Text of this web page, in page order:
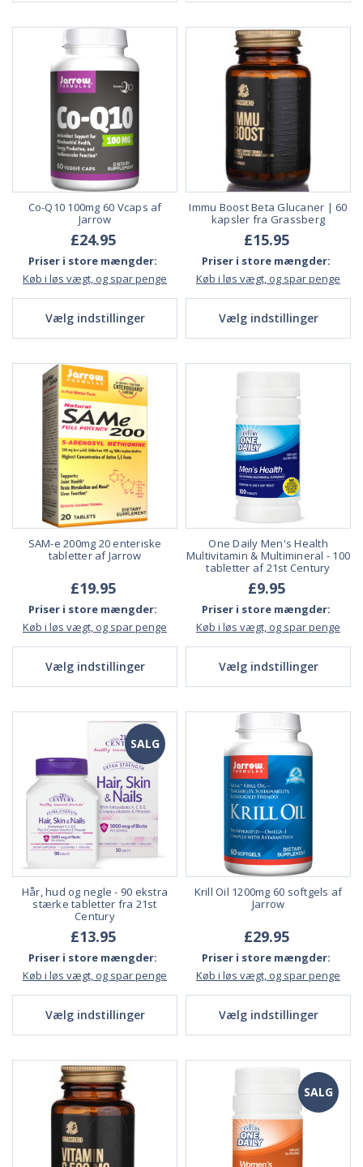
Co-Q10 100mg 60 Vcaps af
Jarrow
£24.95
Priser i store mængder:
Køb i løs vægt, og spar penge
Vælg indstillinger
Immu Boost Beta Glucaner | 60
kapsler fra Grassberg
£15.95
Priser i store mængder:
Køb i løs vægt, og spar penge
Vælg indstillinger
SAM-e 200mg 20 enteriske
tabletter af Jarrow
£19.95
Priser i store mængder:
Køb i løs vægt, og spar penge
Vælg indstillinger
One Daily Men's Health
Multivitamin & Multimineral - 100
tabletter af 21st Century
£9.95
Priser i store mængder:
Køb i løs vægt, og spar penge
Vælg indstillinger
SALG
Hår, hud og negle - 90 ekstra
stærke tabletter fra 21st
Century
£13.95
Priser i store mængder:
Køb i løs vægt, og spar penge
Vælg indstillinger
Krill Oil 1200mg 60 softgels af
Jarrow
£29.95
Priser i store mængder:
Køb i løs vægt, og spar penge
Vælg indstillinger
SALG